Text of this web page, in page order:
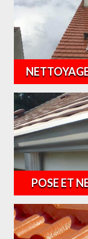
POSE ET